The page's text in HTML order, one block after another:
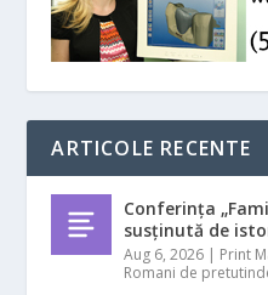
ARTICOLE RECENTE
Conferința
susținută de
Aug 6, 2026 | Print
Romani de